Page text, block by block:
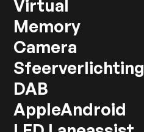
Virtual
Memory
Camera
Sfeerverlichting
DAB
AppleAndroid